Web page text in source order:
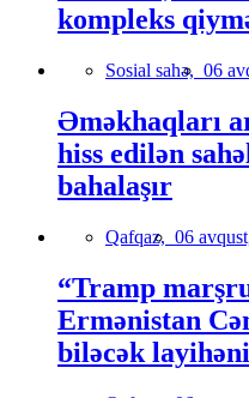
kompleks
Sosial sahə, 06
Əməkhaqları
hiss edilən
bahalaşır
Qafqaz, 06
“Tramp
Ermənistan
biləcək